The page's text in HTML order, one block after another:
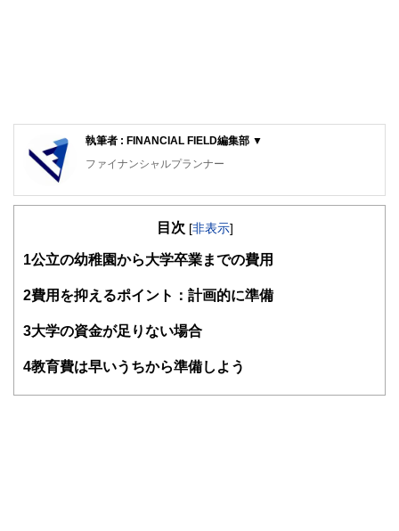
執筆者 : FINANCIAL FIELD編集部 ▼
ファイナンシャルプランナー
FinancialField編集部は、金融、経済に関する記事を、日々
知識がない方でも理解できるようわかりやすく発信していま
得者を中心に「お金や暮らし」に関する書籍・雑誌の編集経
験者で構成され、企画立案から記事掲載まですべての工程に
護士、税理士、宅地建物取引士、相続診断士、住宅ローンア
目次 [非表示]
1 公立の幼稚園から大学卒業までの費用
2費用を抑えるポイント：計画的に準備
3大学の資金が足りない場合
4教育費は早いうちから準備しよう